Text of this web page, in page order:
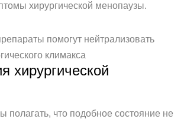
хирургической менопаузы.
помогут нейтрализовать
климакса
хирургической
полагать, что подобное состояние не